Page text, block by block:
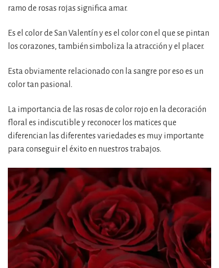
ramo de rosas rojas significa amar.
Es el color de San Valentín y es el color con el que se pintan
los corazones, también simboliza la atracción y el placer.
Esta obviamente relacionado con la sangre por eso es un
color tan pasional.
La importancia de las rosas de color rojo en la decoración
floral es indiscutible y reconocer los matices que
diferencian las diferentes variedades es muy importante
para conseguir el éxito en nuestros trabajos.